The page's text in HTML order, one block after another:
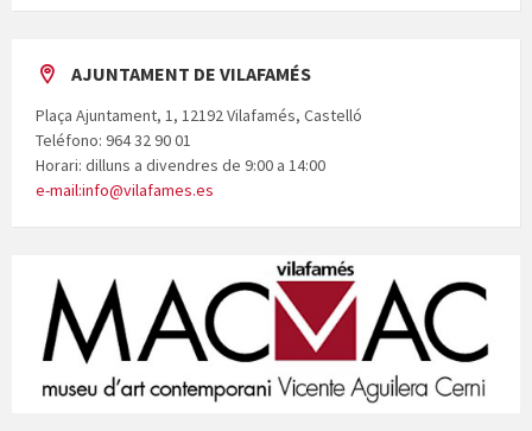
AJUNTAMENT DE VILAFAMÉS
Plaça Ajuntament, 1, 12192 Vilafamés, Castelló
Teléfono: 964 32 90 01
Horari: dilluns a divendres de 9:00 a 14:00
e-mail:info@vilafames.es